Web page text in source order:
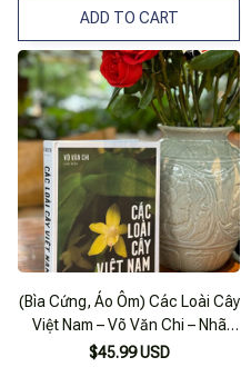
ADD TO CART
(Bìa Cứng, Áo Ôm) Các Loài Cây
Việt Nam – Võ Văn Chi – Nhã
Nam – Nxb Thế Giới
$45.99 USD